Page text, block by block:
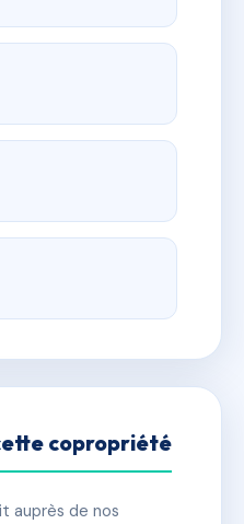
copropriété
auprès de nos